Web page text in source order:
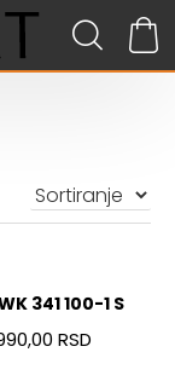
341 100-1 S
RSD